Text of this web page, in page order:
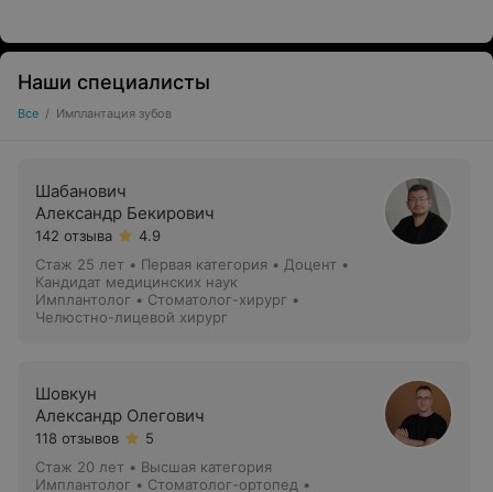
Планирование имплантации с помощью
хирургического шаблона
Преимущества имплантации зубов при помощи
шаблона:
При помощи хирургического шаблона можно
точно позиционировать устанавливаемые имплантаты
Шаблон позволяет осуществить имплантацию без
разрезов прямо через отверстия в шаблоне
Наши специалисты
Все / Имплантация зубов
Шабанович
Александр Бекирович
142 отзыва
4.9
Стаж 25 лет • Первая категория • Доцент •
Кандидат медицинских наук
Имплантолог • Стоматолог-хирург •
Челюстно-лицевой хирург
Шовкун
Александр Олегович
118 отзывов
5
Стаж 20 лет • Высшая категория
Имплантолог • Стоматолог-ортопед •